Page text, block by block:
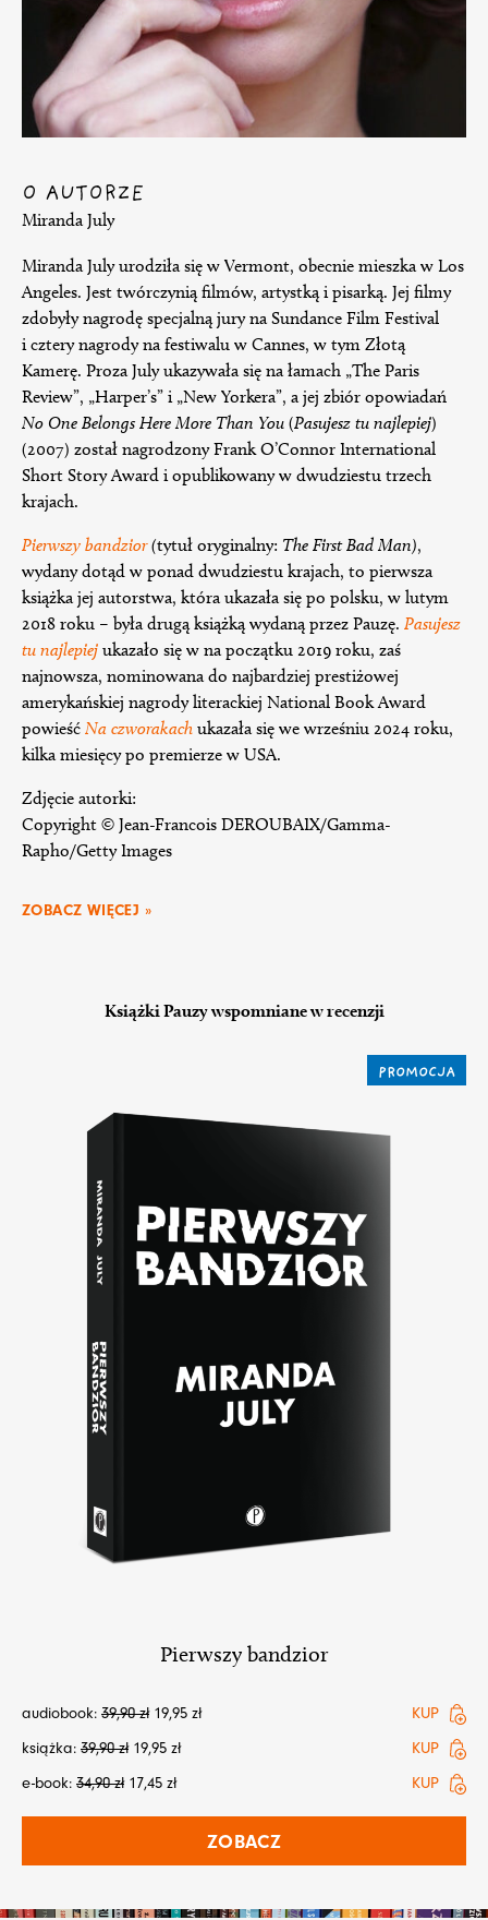
O AUTORZE
Miranda July
Miranda July urodziła się w Vermont, obecnie mieszka w Los
Angeles. Jest twórczynią filmów, artystką i pisarką. Jej filmy
zdobyły nagrodę specjalną jury na Sundance Film Festival
i cztery nagrody na festiwalu w Cannes, w tym Złotą
Kamerę. Proza July ukazywała się na łamach „The Paris
Review”, „Harper’s” i „New Yorkera”, a jej zbiór opowiadań
No One Belongs Here More Than You (Pasujesz tu najlepiej)
(2007) został nagrodzony Frank O’Connor International
Short Story Award i opublikowany w dwudziestu trzech
krajach.
Pierwszy bandzior(tytuł oryginalny: The First Bad Man),
wydany dotąd w ponad dwudziestu krajach, to pierwsza
książka jej autorstwa, która ukazała się po polsku, w lutym
2018 roku – była drugą książką wydaną przez Pauzę. Pasujesz
tu najlepiej ukazało się w na początku 2019 roku, zaś
najnowsza, nominowana do najbardziej prestiżowej
amerykańskiej nagrody literackiej National Book Award
powieść Na czworakach ukazała się we wrześniu 2024 roku,
kilka miesięcy po premierze w USA.
Zdjęcie autorki:
Copyright © Jean-Francois DEROUBAIX/Gamma-
Rapho/Getty Images
ZOBACZ WIĘCEJ »
Książki Pauzy wspomniane w recenzji
PROMOCJA
Pierwszy bandzior
audiobook: 39,90zł 19,95 zł
KUP
książka: 39,90zł 19,95 zł
KUP
e-book: 34,90zł 17,45 zł KUP
ZOBACZ